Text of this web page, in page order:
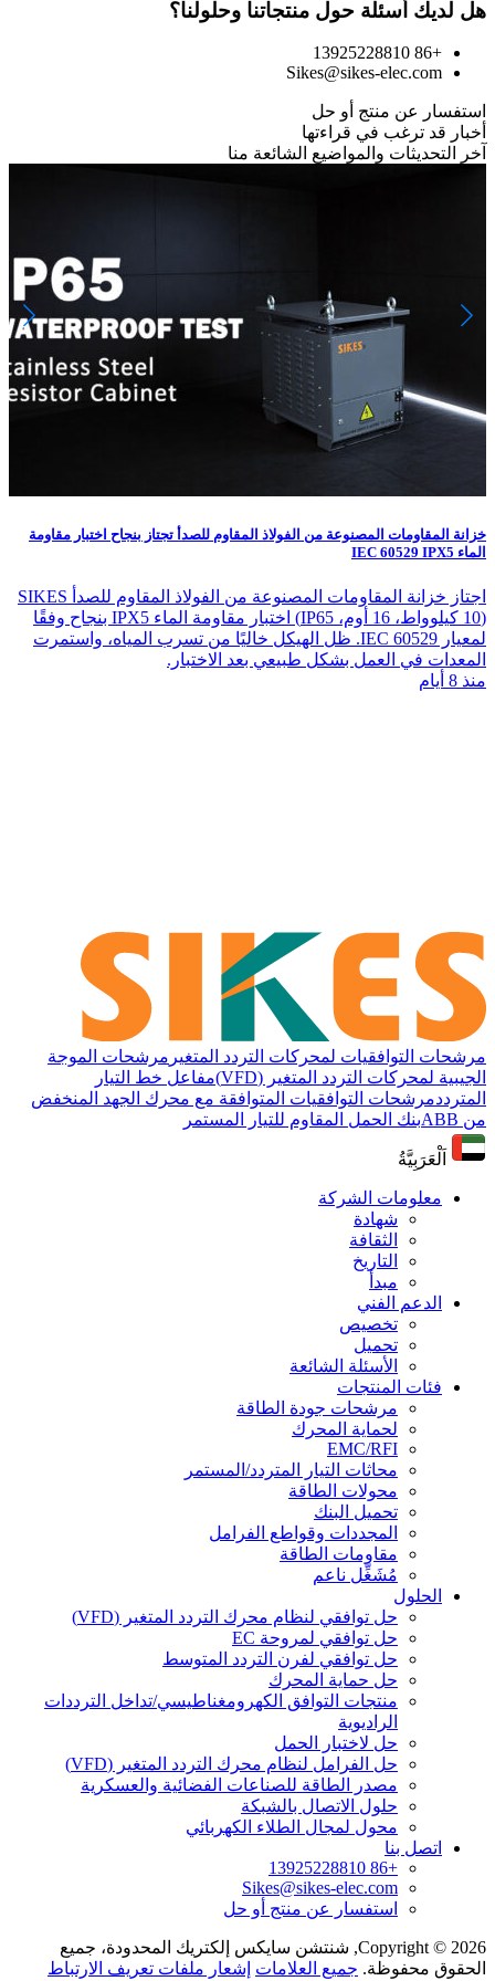
هل لديك أسئلة حول منتجاتنا وحلولنا؟
+86 13925228810
Sikes@sikes-elec.com
استفسار عن منتج أو حل
أخبار قد ترغب في قراءتها
آخر التحديثات والمواضيع الشائعة منا
خزانة المقاومات المصنوعة من الفولاذ المقاوم للصدأ تجتاز بنجاح اختبار مقاومة
الماء IEC 60529 IPX5
اجتاز خزانة المقاومات المصنوعة من الفولاذ المقاوم للصدأ SIKES
(10 كيلوواط، 16 أوم، IP65) اختبار مقاومة الماء IPX5 بنجاح وفقًا
لمعيار IEC 60529. ظل الهيكل خاليًا من تسرب المياه، واستمرت
المعدات في العمل بشكل طبيعي بعد الاختبار.
منذ 8 أيام
مرشحات التوافقيات لمحركات التردد المتغير مرشحات الموجة
الجيبية لمحركات التردد المتغير (VFD)
مفاعل خط التيار
المترددمرشحات التوافقيات المتوافقة مع محرك الجهد المنخفض
من ABB
بنك الحمل المقاوم للتيار المستمر
اَلْعَرَبِيَّةُ
معلومات الشركة
شهادة
الثقافة
التاريخ
مبدأ
الدعم الفني
تخصيص
تحميل
الأسئلة الشائعة
فئات المنتجات
مرشحات جودة الطاقة
لحماية المحرك
EMC/RFI
محاثات التيار المتردد/المستمر
محولات الطاقة
تحميل البنك
المجددات وقواطع الفرامل
مقاومات الطاقة
مُشَغِّل ناعم
الحلول
حل توافقي لنظام محرك التردد المتغير (VFD)
حل توافقي لمروحة EC
حل توافقي لفرن التردد المتوسط
حل حماية المحرك
منتجات التوافق الكهرومغناطيسي/تداخل الترددات
الراديوية
حل لاختبار الحمل
حل الفرامل لنظام محرك التردد المتغير (VFD)
مصدر الطاقة للصناعات الفضائية والعسكرية
حلول الاتصال بالشبكة
محول لمجال الطلاء الكهربائي
اتصل بنا
+86 13925228810
Sikes@sikes-elec.com
استفسار عن منتج أو حل
Copyright © 2026, شنتشن سايكس إلكتريك المحدودة، جميع
الحقوق محفوظة. جميع العلامات إشعار ملفات تعريف الارتباط